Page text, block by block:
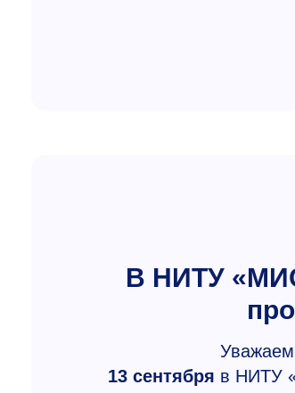
В НИТУ
13 сентября в НИТУ